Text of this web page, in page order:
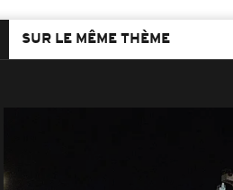
SUR LE MÊME THÈME